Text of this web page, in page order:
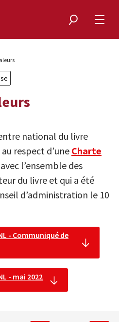
Rechercher
le
national du livre
respect d’une Charte
l’ensemble des
du livre et qui a été
d’administration le 10
- Communiqué de
- mai 2022